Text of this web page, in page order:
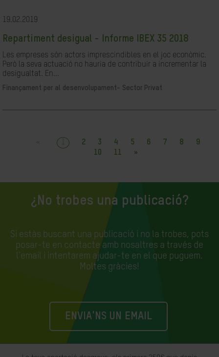
19.02.2019
Repartiment desigual - Informe IBEX 35 2018
Les empreses són actors imprescindibles en el joc econòmic.
Però la seva actuació no hauria de contribuir a incrementar la
desigualtat. En...
Finançament per al desenvolupament- Sector Privat
« 1 2 3 4 5 6 7 8
9
10
11 »
¿No trobes una publicació?
Si estàs buscant una publicació i no la trobes, pots
posar-te en contacte amb nosaltres a través de
l'email i intentarem ajudar-te en el que puguem.
Moltes gràcies!
ENVIA'NS UN EMAIL